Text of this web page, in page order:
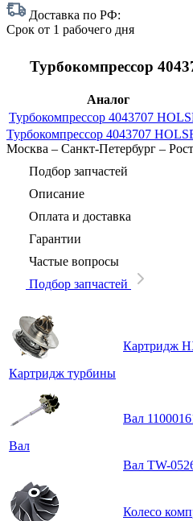
Доставка по РФ:
Срок от 1 рабочего дня
Турбокомпрессор
Аналог
Турбокомпрессор 4043707
Турбокомпрессор 4043707
Москва – Санкт-Петербург –
Подбор запчастей
Описание
Оплата и доставка
Гарантии
Частые вопросы
Подбор запчастей
Картридж турбины
Картридж
Вал
Вал
Вал TW-
Колесо